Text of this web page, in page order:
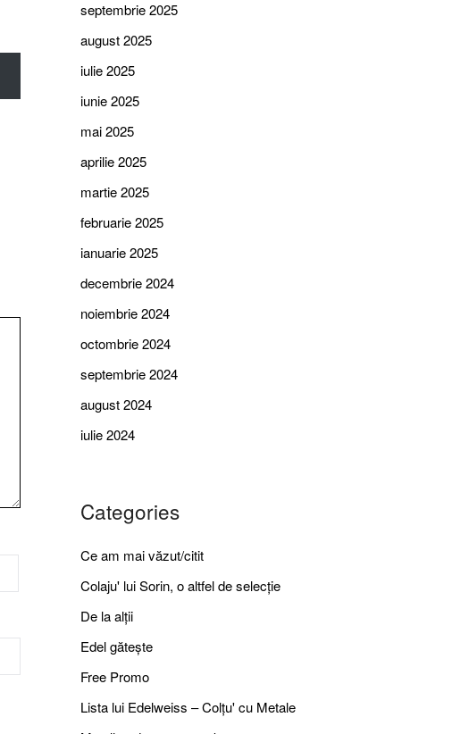
septembrie 2025
august 2025
iulie 2025
iunie 2025
mai 2025
aprilie 2025
martie 2025
februarie 2025
ianuarie 2025
decembrie 2024
noiembrie 2024
octombrie 2024
septembrie 2024
august 2024
iulie 2024
Categories
Ce am mai văzut/citit
Colaju' lui Sorin, o altfel de selecție
De la alții
Edel gătește
Free Promo
Lista lui Edelweiss – Colțu' cu Metale